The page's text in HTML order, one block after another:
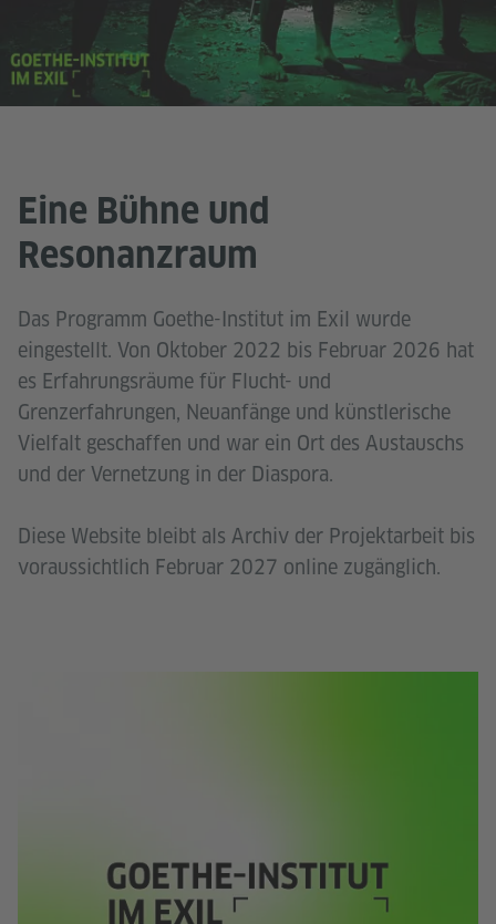
Eine Bühne und
Resonanzraum
Das Programm Goethe-Institut im Exil wurde
eingestellt. Von Oktober 2022 bis Februar 2026 hat
es Erfahrungsräume für Flucht- und
Grenzerfahrungen, Neuanfänge und künstlerische
Vielfalt geschaffen und war ein Ort des Austauschs
und der Vernetzung in der Diaspora.
Diese Website bleibt als Archiv der Projektarbeit bis
voraussichtlich Februar 2027 online zugänglich.